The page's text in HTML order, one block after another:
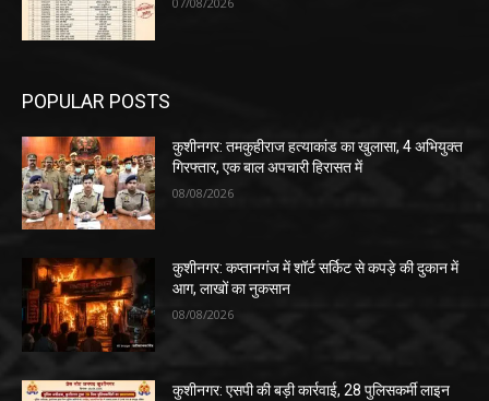
POPULAR POSTS
कुशीनगर: तमकुहीराज हत्याकांड का खुलासा, 4 अभियुक्त
गिरफ्तार, एक बाल अपचारी हिरासत में
08/08/2026
कुशीनगर: कप्तानगंज में शॉर्ट सर्किट से कपड़े की दुकान में
आग, लाखों का नुकसान
08/08/2026
कुशीनगर: एसपी की बड़ी कार्रवाई, 28 पुलिसकर्मी लाइन